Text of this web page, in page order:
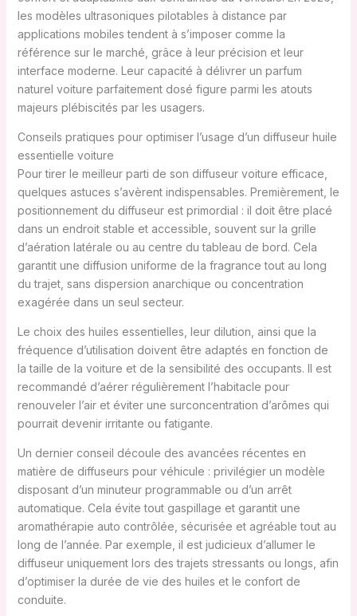
les modèles ultrasoniques pilotables à distance par
applications mobiles tendent à s’imposer comme la
référence sur le marché, grâce à leur précision et leur
interface moderne. Leur capacité à délivrer un parfum
naturel voiture parfaitement dosé figure parmi les atouts
majeurs plébiscités par les usagers.
Conseils pratiques pour optimiser l’usage d’un diffuseur huile
essentielle voiture
Pour tirer le meilleur parti de son diffuseur voiture efficace,
quelques astuces s’avèrent indispensables. Premièrement, le
positionnement du diffuseur est primordial : il doit être placé
dans un endroit stable et accessible, souvent sur la grille
d’aération latérale ou au centre du tableau de bord. Cela
garantit une diffusion uniforme de la fragrance tout au long
du trajet, sans dispersion anarchique ou concentration
exagérée dans un seul secteur.
Le choix des huiles essentielles, leur dilution, ainsi que la
fréquence d’utilisation doivent être adaptés en fonction de
la taille de la voiture et de la sensibilité des occupants. Il est
recommandé d’aérer régulièrement l’habitacle pour
renouveler l’air et éviter une surconcentration d’arômes qui
pourrait devenir irritante ou fatigante.
Un dernier conseil découle des avancées récentes en
matière de diffuseurs pour véhicule : privilégier un modèle
disposant d’un minuteur programmable ou d’un arrêt
automatique. Cela évite tout gaspillage et garantit une
aromathérapie auto contrôlée, sécurisée et agréable tout au
long de l’année. Par exemple, il est judicieux d’allumer le
diffuseur uniquement lors des trajets stressants ou longs, afin
d’optimiser la durée de vie des huiles et le confort de
conduite.